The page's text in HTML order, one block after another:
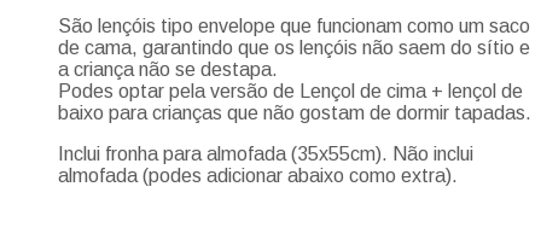
São lençóis tipo envelope que funcionam como um saco
de cama, garantindo que os lençóis não saem do sítio e
a criança não se destapa.
Podes optar pela versão de Lençol de cima + lençol de
baixo para crianças que não gostam de dormir tapadas.
Inclui fronha para almofada (35x55cm). Não inclui
almofada (podes adicionar abaixo como extra).